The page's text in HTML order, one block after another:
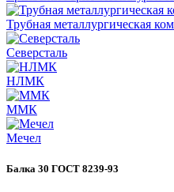
Трубная металлургическая
Северсталь
НЛМК
ММК
Мечел
Балка 30 ГОСТ 8239-93